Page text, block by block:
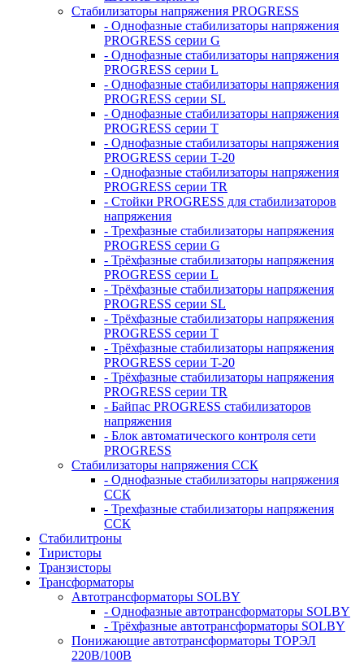
Стабилизаторы напряжения PROGRESS
- Однофазные стабилизаторы напряжения
PROGRESS серии G
- Однофазные стабилизаторы напряжения
PROGRESS серии L
- Однофазные стабилизаторы напряжения
PROGRESS серии SL
- Однофазные стабилизаторы напряжения
PROGRESS серии T
- Однофазные стабилизаторы напряжения
PROGRESS серии T-20
- Однофазные стабилизаторы напряжения
PROGRESS серии TR
- Стойки PROGRESS для стабилизаторов
напряжения
- Трехфазные стабилизаторы напряжения
PROGRESS серии G
- Трёхфазные стабилизаторы напряжения
PROGRESS серии L
- Трёхфазные стабилизаторы напряжения
PROGRESS серии SL
- Трёхфазные стабилизаторы напряжения
PROGRESS серии T
- Трёхфазные стабилизаторы напряжения
PROGRESS серии T-20
- Трёхфазные стабилизаторы напряжения
PROGRESS серии TR
- Байпас PROGRESS стабилизаторов
напряжения
- Блок автоматического контроля сети
PROGRESS
Стабилизаторы напряжения ССК
- Однофазные стабилизаторы напряжения
ССК
- Трехфазные стабилизаторы напряжения
ССК
Стабилитроны
Тиристоры
Транзисторы
Трансформаторы
Автотрансформаторы SOLBY
- Однофазные автотрансформаторы SOLBY
- Трёхфазные автотрансформаторы SOLBY
Понижающие автотрансформаторы ТОРЭЛ
220В/100В